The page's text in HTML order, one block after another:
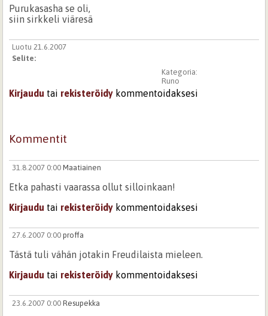
Purukasasha se oli,
siin sirkkeli viäresä
Luotu 21.6.2007
Selite:
Kategoria:
Runo
Kirjaudu tai rekisteröidy kommentoidaksesi
Kommentit
31.8.2007 0:00 Maatiainen
Etka pahasti vaarassa ollut silloinkaan!
Kirjaudu tai rekisteröidy kommentoidaksesi
27.6.2007 0:00 proffa
Tästä tuli vähän jotakin Freudilaista mieleen.
Kirjaudu tai rekisteröidy kommentoidaksesi
23.6.2007 0:00 Resupekka